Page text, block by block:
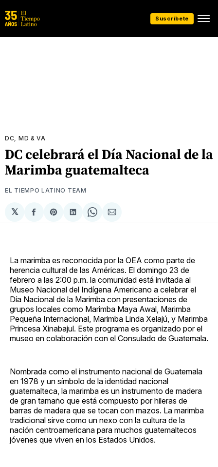
Suscríbete
DC, MD & VA
DC celebrará el Día Nacional de la
Marimba guatemalteca
EL TIEMPO LATINO TEAM
𝕏
Compartir
en
Share
on
Compartir
en
Share
on
Compartir
via
La marimba es reconocida por la OEA como parte de
herencia cultural de las Américas. El domingo 23 de
febrero a las 2:00 p.m. la comunidad está invitada al
Museo Nacional del Indígena Americano a celebrar el
Día Nacional de la Marimba con presentaciones de
grupos locales como Marimba Maya Awal, Marimba
Pequeña Internacional, Marimba Linda Xelajú, y Marimba
Princesa Xinabajul. Este programa es organizado por el
museo en colaboración con el Consulado de Guatemala.
Nombrada como el instrumento nacional de Guatemala
en 1978 y un símbolo de la identidad nacional
guatemalteca, la marimba es un instrumento de madera
de gran tamaño que está compuesto por hileras de
barras de madera que se tocan con mazos. La marimba
tradicional sirve como un nexo con la cultura de la
nación centroamericana para muchos guatemaltecos
jóvenes que viven en los Estados Unidos.